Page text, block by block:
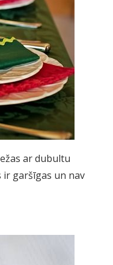
ar dubultu
ir garšīgas un nav